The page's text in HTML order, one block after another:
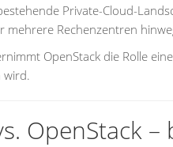
Private-Cloud-
mehrere Rechenzentren
OpenStack die Rolle
wird.
OpenStack